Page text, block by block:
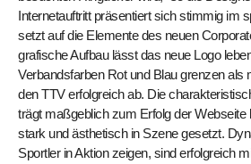
Internetauftritt präsentiert sich stimmig im
setzt auf die Elemente des neuen
grafische Aufbau lässt das neue Logo
Verbandsfarben Rot und Blau grenzen als
den TTV erfolgreich ab. Die
trägt maßgeblich zum Erfolg der Webseite
stark und ästhetisch in Szene gesetzt.
Sportler in Aktion zeigen, sind erfolgreich